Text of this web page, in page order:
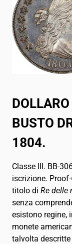
DOLLARO
BUSTO
1804.
Classe III. BB-
iscrizione.
titolo di Re delle
senza
esistono regine,
monete
talvolta